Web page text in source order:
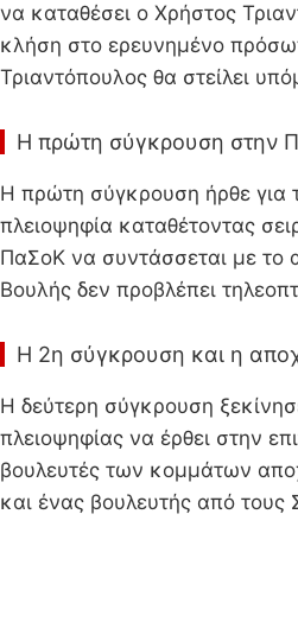
να καταθέσει ο Χρήστος
κλήση στο ερευνημένο
Τριαντόπουλος θα στείλει
Η πρώτη σύγκρουση στην
Η πρώτη σύγκρουση ήρθε για
πλειοψηφία καταθέτοντας
ΠαΣοΚ να συντάσσεται με το
Βουλής δεν προβλέπει
Η 2η σύγκρουση και η
Η δεύτερη σύγκρουση
πλειοψηφίας να έρθει στην
βουλευτές των κομμάτων
και ένας βουλευτής από